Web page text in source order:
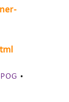
•